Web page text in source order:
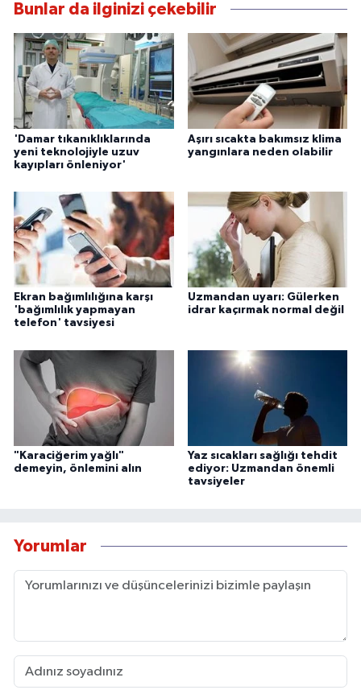
Bunlar da ilginizi çekebilir
'Damar tıkanıklıklarında
yeni teknolojiyle uzuv
kayıpları önleniyor'
Aşırı sıcakta bakımsız klima
yangınlara neden olabilir
Ekran bağımlılığına karşı
'bağımlılık yapmayan
telefon' tavsiyesi
Uzmandan uyarı: Gülerken
idrar kaçırmak normal değil
"Karaciğerim yağlı"
demeyin, önlemini alın
Yaz sıcakları sağlığı tehdit
ediyor: Uzmandan önemli
tavsiyeler
Yorumlar